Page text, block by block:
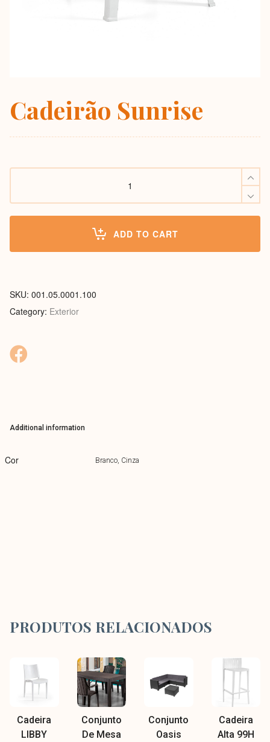
Cadeirão Sunrise
Cadeirão
ADD TO CART
SKU: 001.05.0001.100
Category: Exterior
Additional information
Cor Branco, Cinza
PRODUTOS RELACIONADOS
Cadeira
LIBBY
Conjunto
De Mesa
Conjunto
Oasis
Cadeira
Alta 99H